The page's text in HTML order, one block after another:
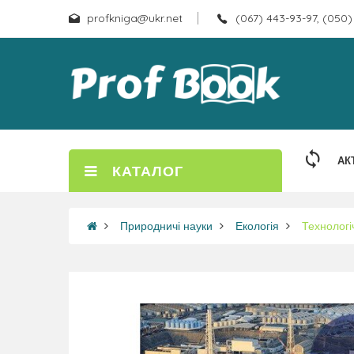
profkniga@ukr.net (067) 443-93-97,
КАТАЛОГ
Природничі науки Екологія